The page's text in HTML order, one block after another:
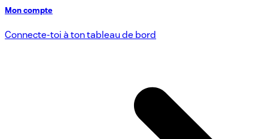
Mon compte
Connecte-toi à ton tableau de bord